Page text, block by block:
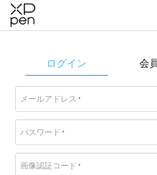
ログイン 会
メールアドレス *
パスワード *
画像認証コード *